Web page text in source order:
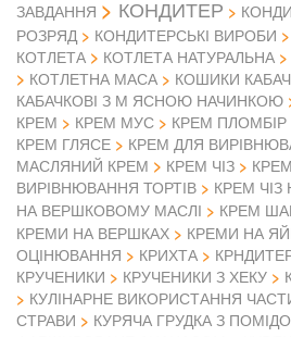
ЗАВДАННЯ
КОНДИТЕР
РОЗРЯД
КОНДИТЕРСЬКІ ВИРОБИ
КОТЛЕТА
КОТЛЕТА НАТУРАЛЬНА
КОТЛЕТНА МАСА
КОШИКИ
КАБАЧКОВІ З М ЯСНОЮ НАЧИНКОЮ
КРЕМ
КРЕМ МУС КРЕМ ПЛОМБІР
КРЕМ ГЛЯСЕ
КРЕМ ДЛЯ
МАСЛЯНИЙ КРЕМ
КРЕМ ЧІЗ
ВИРІВНЮВАННЯ ТОРТІВ
КРЕМ
НА ВЕРШКОВОМУ МАСЛІ
КРЕМ
КРЕМИ НА ВЕРШКАХ КРЕМИ НА
ОЦІНЮВАННЯ
КРИХТА
КРУЧЕНИКИ
КРУЧЕНИКИ З ХЕКУ
КУЛІНАРНЕ ВИКОРИСТАННЯ
СТРАВИ
КУРЯЧА ГРУДКА З